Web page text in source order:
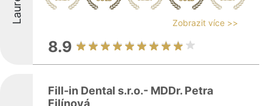
Zobrazit více >>
8.9
Fill-in Dental s.r.o.- MDDr. Petra
Filínová